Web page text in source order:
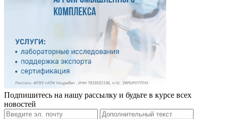
Подпишитесь на нашу рассылку и будьте в курсе всех
новостей